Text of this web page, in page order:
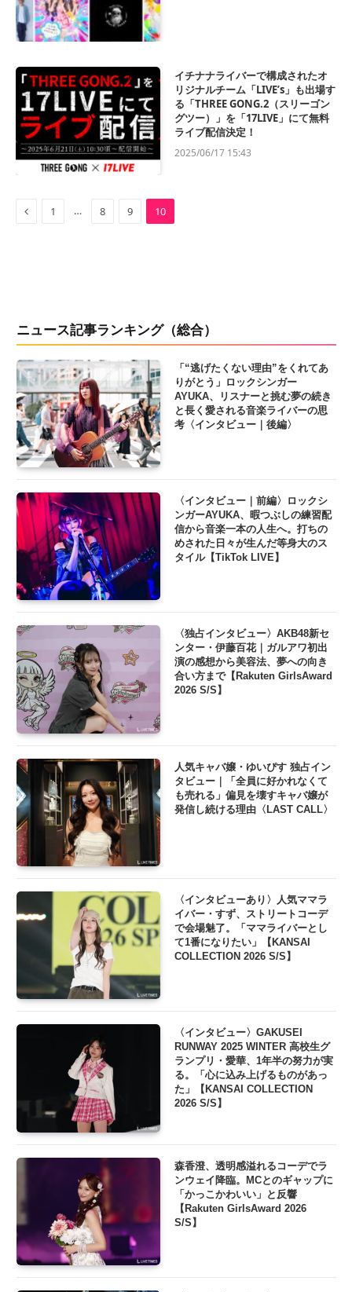
イチナナライバーで構成されたオ
リジナルチーム「LIVE’s」も出場す
る「THREE GONG.2（スリーゴン
グツー）」を「17LIVE」にて無料
ライブ配信決定！
2025/06/17 15:43
Previous
1 … 8 9 10
ニュース記事ランキング（総合）
「“逃げたくない理由”をくれてあ
りがとう」ロックシンガー
AYUKA、リスナーと挑む夢の続き
と長く愛される音楽ライバーの思
考〈インタビュー｜後編〉
〈インタビュー｜前編〉ロックシ
ンガーAYUKA、暇つぶしの練習配
信から音楽一本の人生へ。打ちの
めされた日々が生んだ等身大のス
タイル【TikTok LIVE】
〈独占インタビュー〉AKB48新セ
ンター・伊藤百花｜ガルアワ初出
演の感想から美容法、夢への向き
合い方まで【Rakuten GirlsAward
2026 S/S】
人気キャバ嬢・ゆいぴす 独占イン
タビュー｜「全員に好かれなくて
も売れる」偏見を壊すキャバ嬢が
発信し続ける理由〈LAST CALL〉
〈インタビューあり〉人気ママラ
イバー・すず、ストリートコーデ
で会場魅了。「ママライバーとし
て1番になりたい」【KANSAI
COLLECTION 2026 S/S】
〈インタビュー〉GAKUSEI
RUNWAY 2025 WINTER 高校生グ
ランプリ・愛華、1年半の努力が実
る。「心に込み上げるものがあっ
た」【KANSAI COLLECTION
2026 S/S】
森香澄、透明感溢れるコーデでラ
ンウェイ降臨。MCとのギャップに
「かっこかわいい」と反響
【Rakuten GirlsAward 2026
S/S】